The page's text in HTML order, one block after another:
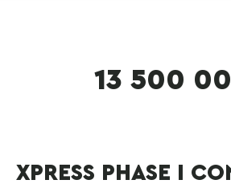
13 500
XPRESS PHASE I